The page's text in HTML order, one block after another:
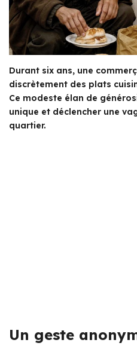
Durant six ans, une
discrètement des plats
Ce modeste élan de
unique et déclencher une
quartier.
Un geste